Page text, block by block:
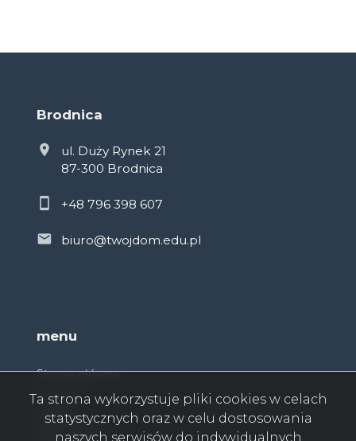
Brodnica
ul. Duży Rynek 21
87-300 Brodnica
+48 796 398 607
biuro@twojdom.edu.pl
menu
Strona główna
O firmie
Oferty
Zgłoszenia
Ta strona wykorzystuje pliki cookies w celach
statystycznych oraz w celu dostosowania
naszych serwisów do indywidualnych